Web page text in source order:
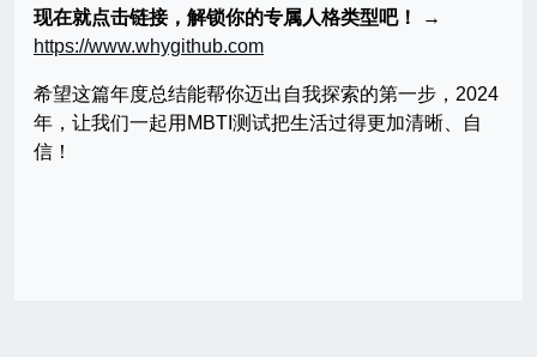
现在就点击链接，解锁你的专属人格类型吧！
→
https://www.whygithub.com
希望这篇年度总结能帮你迈出自我探索的第一步，2024
年，让我们一起用MBTI测试把生活过得更加清晰、自
信！